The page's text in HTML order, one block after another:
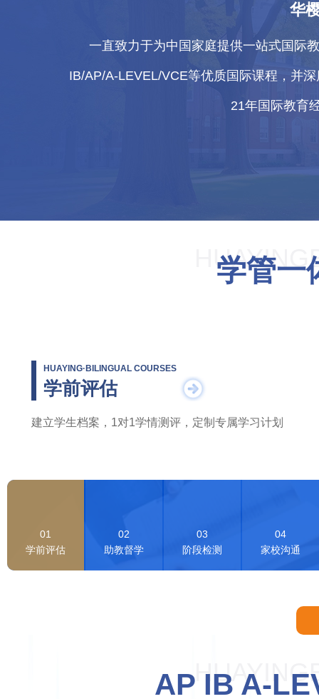
华
一直致力于为中国家庭提供一站式国际
IB/AP/A-LEVEL/VCE等优质国际课程，并
21年国际教育
学管一
HUAYING·BILINGUAL COURSES
学前评估
建立学生档案，1对1学情测评，定制专属学习计划
01
学前评估
02
助教督学
03
阶段检测
04
家校沟通
AP IB A-